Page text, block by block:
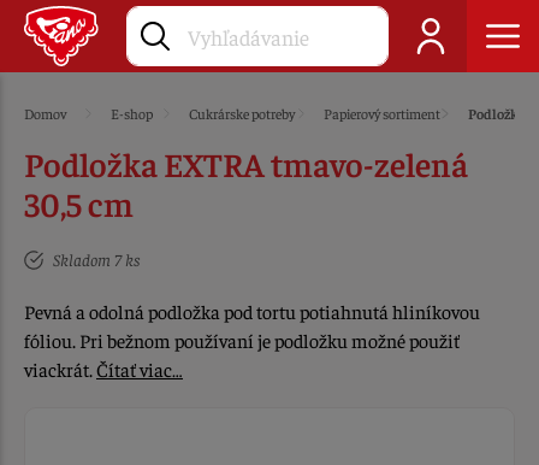
Domov E-shop Cukrárske potreby Papierový sortiment Podložky
Podložka EXTRA tmavo-zelená
30,5 cm
Skladom 7 ks
Pevná a odolná podložka pod tortu potiahnutá hliníkovou
fóliou. Pri bežnom používaní je podložku možné použiť
viackrát.Čítať viac…